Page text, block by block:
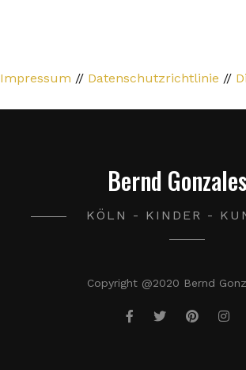
Impressum // Datenschutzrichtlinie //
Bernd Gonzales
KÖLN - KINDER -
Copyright @2020 Bernd